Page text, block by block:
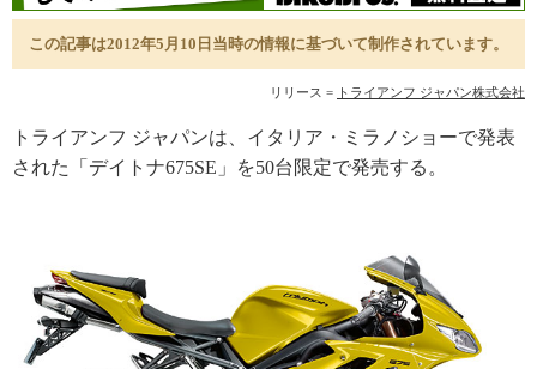
この記事は2012年5月10日当時の情報に基づいて制作されています。
リリース = トライアンフ ジャパン株式会社
トライアンフ ジャパンは、イタリア・ミラノショーで発表
された「デイトナ675SE」を50台限定で発売する。